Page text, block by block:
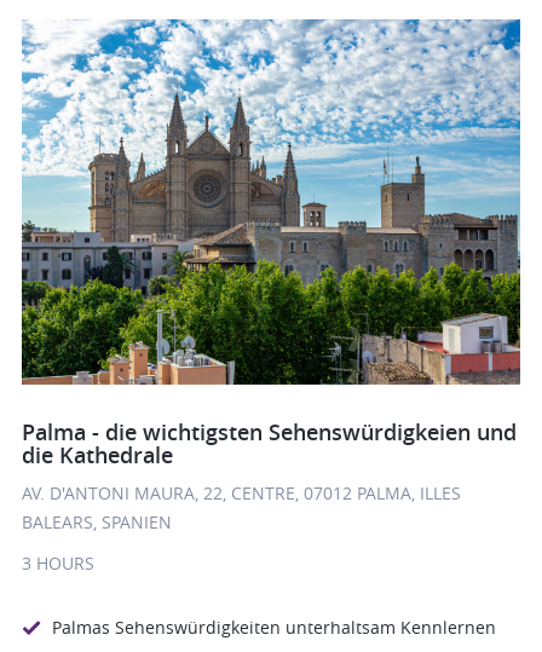
Palma - die wichtigsten Sehenswürdigkeien und
die Kathedrale
AV. D'ANTONI MAURA, 22, CENTRE, 07012 PALMA, ILLES
BALEARS, SPANIEN
3 HOURS
Palmas Sehenswürdigkeiten unterhaltsam Kennlernen